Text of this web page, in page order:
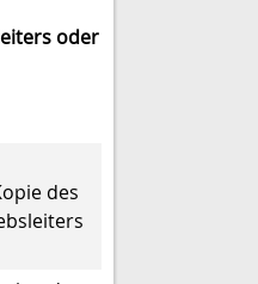
oder
des